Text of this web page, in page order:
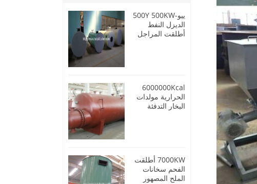
ييو-500Y 500KW
الديزل النفط
أطلقت المراجل
6000000Kcal
الحرارية مولدات
البخار التدفئة
7000KW أطلقت
الفحم سخانات
الملح المصهور